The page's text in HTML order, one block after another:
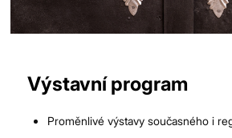
Výstavní program
Proměnlivé výstavy současného i